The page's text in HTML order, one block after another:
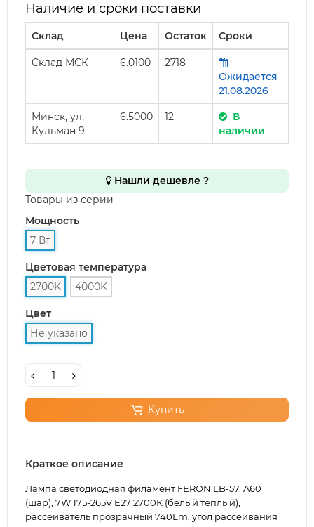
Наличие и сроки поставки
Склад Цена Остаток Сроки
Склад МСК 6.0100
2718
Ожидается
21.08.2026
Минск, ул.
Кульман 9
6.5000 12
В
наличии
Нашли дешевле ?
Товары из серии
Мощность
7 Вт
Цветовая температура
2700K
4000K
Цвет
Не указано
Купить
Краткое описание
Лампа светодиодная филамент FERON LB-57, A60
(шар), 7W 175-265V E27 2700К (белый теплый),
рассеиватель прозрачный 740Lm, угол рассеивания